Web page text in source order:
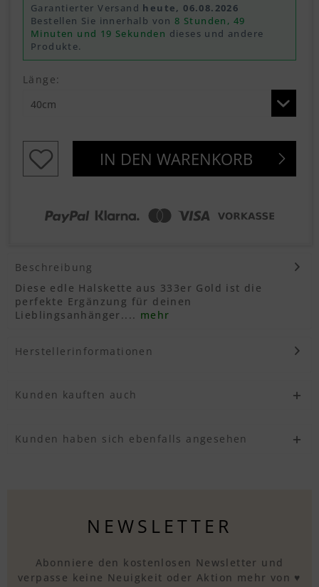
Garantierter Versand heute, 06.08.2026
Bestellen Sie innerhalb von8 Stunden, 49
Minuten und 19 Sekunden dieses und andere
Produkte.
Länge:
IN DEN WARENKORB
Beschreibung
Diese edle Halskette aus 333er Gold ist die
perfekte Ergänzung für deinen
Lieblingsanhänger.... mehr
Herstellerinformationen
Kunden kauften auch
Kunden haben sich ebenfalls angesehen
NEWSLETTER
Abonniere den kostenlosen Newsletter und
verpasse keine Neuigkeit oder Aktion mehr von ♥